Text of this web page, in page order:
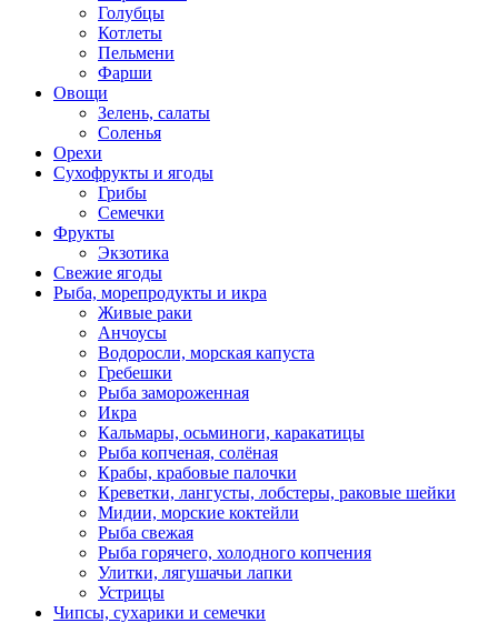
Голубцы
Котлеты
Пельмени
Фарши
Овощи
Зелень, салаты
Соленья
Орехи
Сухофрукты и ягоды
Грибы
Семечки
Фрукты
Экзотика
Свежие ягоды
Рыба, морепродукты и икра
Живые раки
Анчоусы
Водоросли, морская капуста
Гребешки
Рыба замороженная
Икра
Кальмары, осьминоги, каракатицы
Рыба копченая, солёная
Крабы, крабовые палочки
Креветки, лангусты, лобстеры, раковые шейки
Мидии, морские коктейли
Рыба свежая
Рыба горячего, холодного копчения
Улитки, лягушачьи лапки
Устрицы
Чипсы, сухарики и семечки